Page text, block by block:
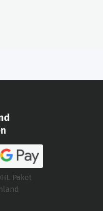
Paket